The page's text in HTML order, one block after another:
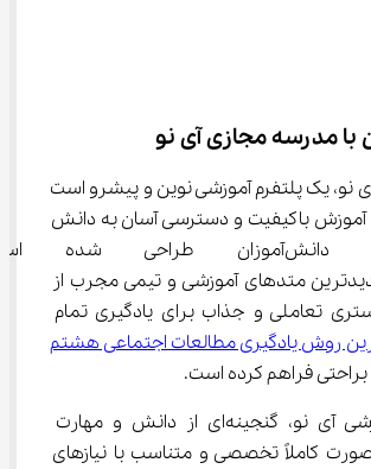
با مدرسه مجازی آی نو
نو، یک پلتفرم آموزشی نوین و پیشرو است
آموزش باکیفیت و دسترسی آسان به دانش
برای همه دانش‌آموزان
جدیدترین متدهای آموزشی و تیمی مجرب از
تعاملی و جذاب برای یادگیری تمام
روش یادگیری مطالعات اجتماعی هشتم
فراهم کرده است.
ویدیوهای آموزشی آی نو، گنجینه‌ای از دانش و مهارت
کاملاً تخصصی و متناسب با نیازهای